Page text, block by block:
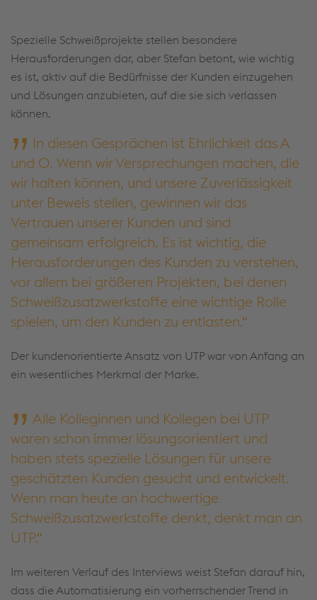
Spezielle Schweißprojekte stellen besondere
Herausforderungen dar, aber Stefan betont, wie wichtig
es ist, aktiv auf die Bedürfnisse der Kunden einzugehen
und Lösungen anzubieten, auf die sie sich verlassen
können.
In diesen Gesprächen ist Ehrlichkeit das A
und O. Wenn wir Versprechungen machen, die
wir halten können, und unsere Zuverlässigkeit
unter Beweis stellen, gewinnen wir das
Vertrauen unserer Kunden und sind
gemeinsam erfolgreich. Es ist wichtig, die
Herausforderungen des Kunden zu verstehen,
vor allem bei größeren Projekten, bei denen
Schweißzusatzwerkstoffe eine wichtige Rolle
spielen, um den Kunden zu entlasten.
Der kundenorientierte Ansatz von UTP war von Anfang an
ein wesentliches Merkmal der Marke.
Alle Kolleginnen und Kollegen bei UTP
waren schon immer lösungsorientiert und
haben stets spezielle Lösungen für unsere
geschätzten Kunden gesucht und entwickelt.
Wenn man heute an hochwertige
Schweißzusatzwerkstoffe denkt, denkt man an
UTP.
Im weiteren Verlauf des Interviews weist Stefan darauf hin,
dass die Automatisierung ein vorherrschender Trend in